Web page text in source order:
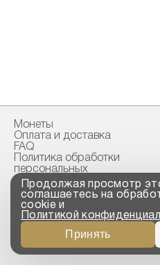
Монеты
Оплата и доставка
FAQ
Политика обработки
персональных
данных
Свидетельство
пробирной палаты
Copyright © 2023-2026
“ООО ТРОЙСКИЙ
СТАНДАРТ”
Продолжая просмотр
соглашаетесь на
cookie и
Политикой
Принять